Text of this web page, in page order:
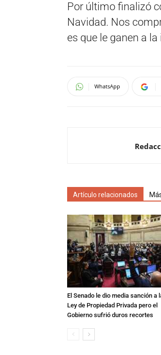
Por último finalizó
Navidad. Nos
es que le ganen a
WhatsApp
Artículo relacionados
El Senado le dio media sanción a
Ley de Propiedad Privada pero el
Gobierno sufrió duros recortes